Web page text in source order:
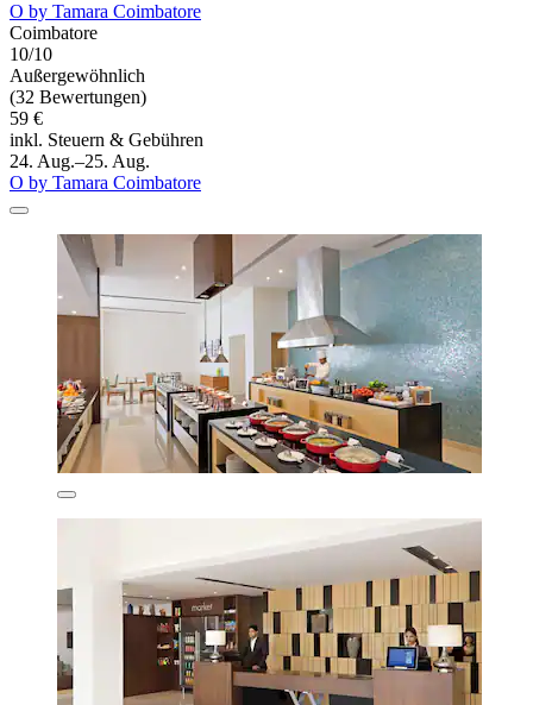
O by Tamara Coimbatore
Coimbatore
10/10
Außergewöhnlich
(32 Bewertungen)
59 €
inkl. Steuern & Gebühren
24. Aug.–25. Aug.
O by Tamara Coimbatore